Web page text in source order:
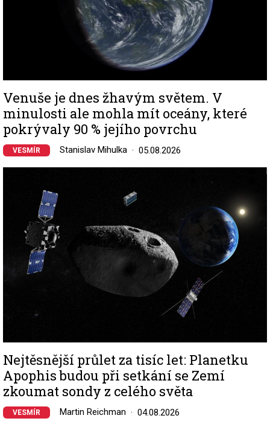
Venuše je dnes žhavým světem. V
minulosti ale mohla mít oceány, které
pokrývaly 90 % jejího povrchu
VESMÍR Stanislav Mihulka 05.08.2026
Nejtěsnější průlet za tisíc let: Planetku
Apophis budou při setkání se Zemí
zkoumat sondy z celého světa
VESMÍR Martin Reichman 04.08.2026